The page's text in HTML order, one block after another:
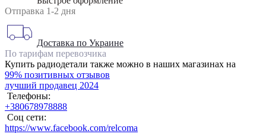
Отправка 1-2 дня
Доставка по Украине
По тарифам перевозчика
Купить радиодетали также можно в наших магазинах на
99% позитивных отзывов
лучший продавец 2024
Телефоны:
+380678978888
Соц сети:
https://www.facebook.com/relcoma